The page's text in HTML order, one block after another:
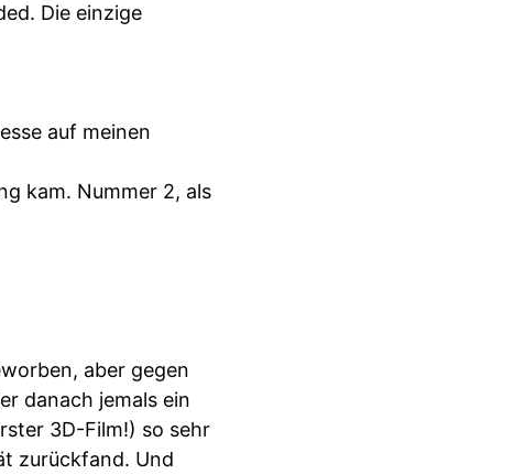
Die einzige
auf meinen
kam. Nummer 2, als
aber gegen
danach jemals ein
3D-Film!) so sehr
zurückfand. Und